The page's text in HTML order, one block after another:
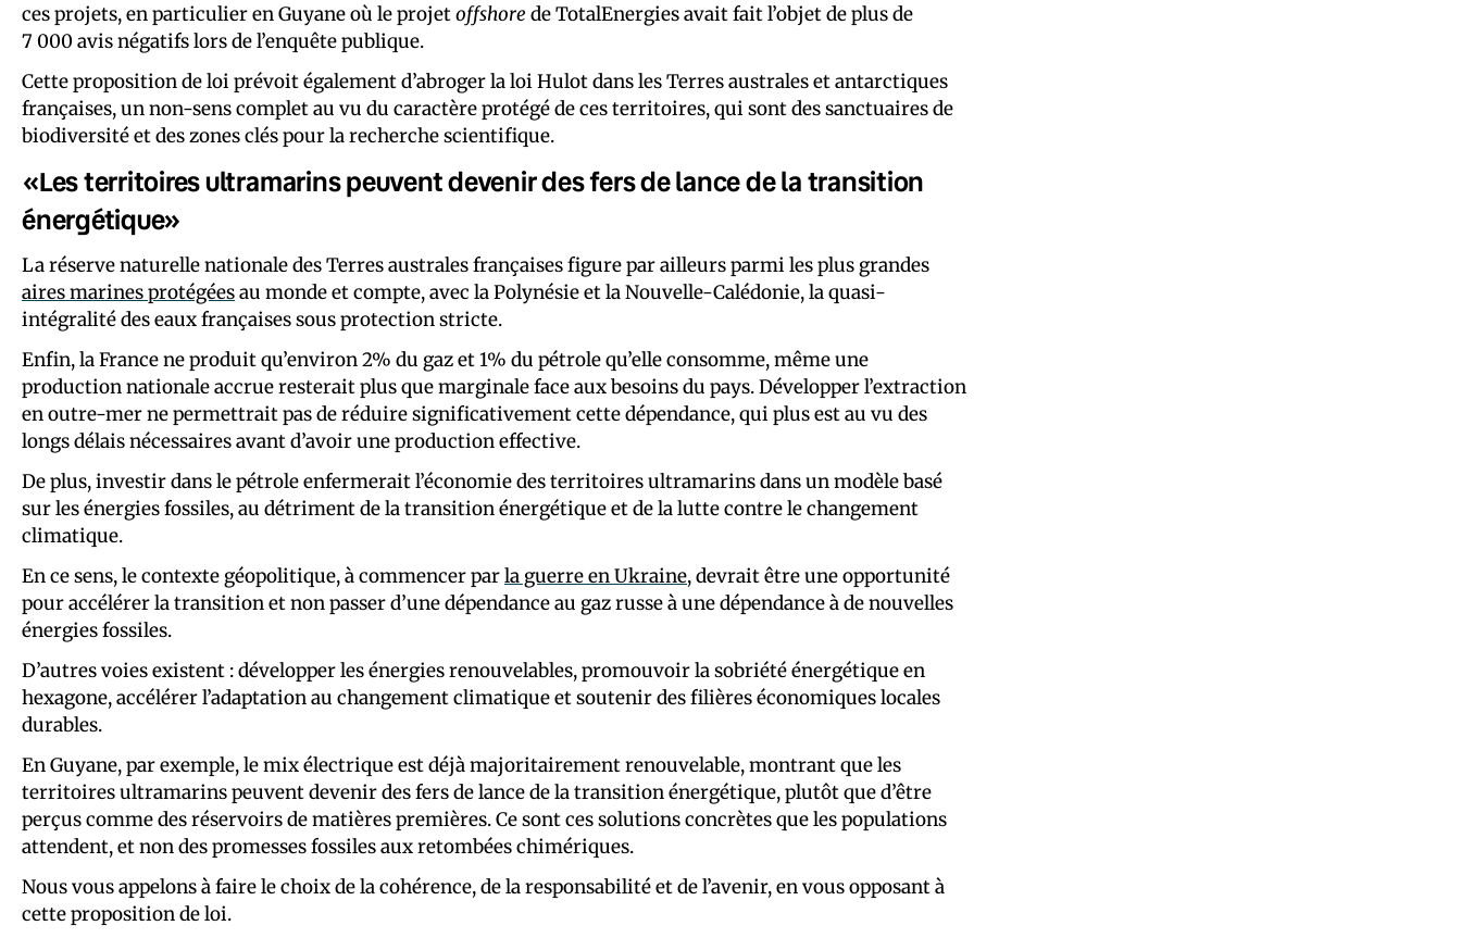
ces projets, en particulier en Guyane où le projetoffshore de TotalEnergies avait fait l’objet de plus de
7 000 avis négatifs lors de l’enquête publique.
Cette proposition de loi prévoit également d’abroger la loi Hulot dans les Terres australes et antarctiques
françaises, un non-sens complet au vu du caractère protégé de ces territoires, qui sont des sanctuaires de
biodiversité et des zones clés pour la recherche scientifique.
«Les territoires ultramarins peuvent devenir des fers de lance de la transition
énergétique»
La réserve naturelle nationale des Terres australes françaises figure par ailleurs parmi les plus grandes
aires marines protégéesau monde et compte, avec la Polynésie et la Nouvelle-Calédonie, la quasi-
intégralité des eaux françaises sous protection stricte.
Enfin, la France ne produit qu’environ 2% du gaz et 1% du pétrole qu’elle consomme, même une
production nationale accrue resterait plus que marginale face aux besoins du pays. Développer l’extraction
en outre-mer ne permettrait pas de réduire significativement cette dépendance, qui plus est au vu des
longs délais nécessaires avant d’avoir une production effective.
De plus, investir dans le pétrole enfermerait l’économie des territoires ultramarins dans un modèle basé
sur les énergies fossiles, au détriment de la transition énergétique et de la lutte contre le changement
climatique.
En ce sens, le contexte géopolitique, à commencer parla guerre en Ukraine, devrait être une opportunité
pour accélérer la transition et non passer d’une dépendance au gaz russe à une dépendance à de nouvelles
énergies fossiles.
D’autres voies existent : développer les énergies renouvelables, promouvoir la sobriété énergétique en
hexagone, accélérer l’adaptation au changement climatique et soutenir des filières économiques locales
durables.
En Guyane, par exemple, le mix électrique est déjà majoritairement renouvelable, montrant que les
territoires ultramarins peuvent devenir des fers de lance de la transition énergétique, plutôt que d’être
perçus comme des réservoirs de matières premières. Ce sont ces solutions concrètes que les populations
attendent, et non des promesses fossiles aux retombées chimériques.
Nous vous appelons à faire le choix de la cohérence, de la responsabilité et de l’avenir, en vous opposant à
cette proposition de loi.